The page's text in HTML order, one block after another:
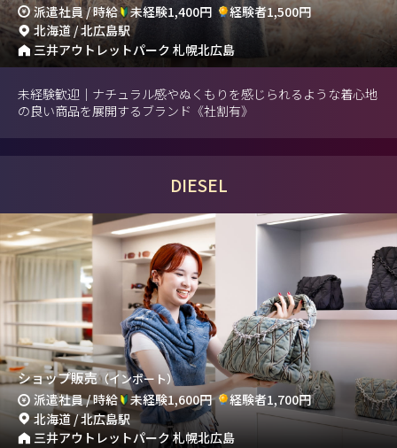
派遣社員 / 時給 未経験1,400円
経験者1,500円
北海道 / 北広島駅
三井アウトレットパーク 札幌北広島
未経験歓迎｜ナチュラル感やぬくもりを感じられるような着心地
の良い商品を展開するブランド《社割有》
DIESEL
ショップ販売（インポート）
派遣社員 / 時給 未経験1,600円
経験者1,700円
北海道 / 北広島駅
三井アウトレットパーク 札幌北広島